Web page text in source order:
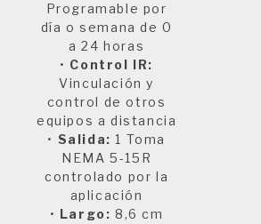
Programable por
día o semana de 0
a 24 horas
• Control IR:
Vinculación y
control de otros
equipos a distancia
• Salida:1 Toma
NEMA 5-15R
controlado por la
aplicación
• Largo: 8,6 cm